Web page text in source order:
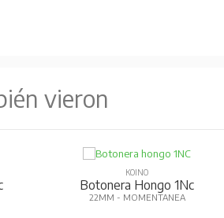
vieron
KOINO
Botonera Hongo 1Nc
22MM - MOMENTANEA